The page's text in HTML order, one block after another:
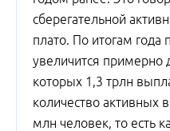
сберегательной
плато. По итогам года
увеличится примерно
которых 1,3 трлн
количество активных
млн человек, то есть